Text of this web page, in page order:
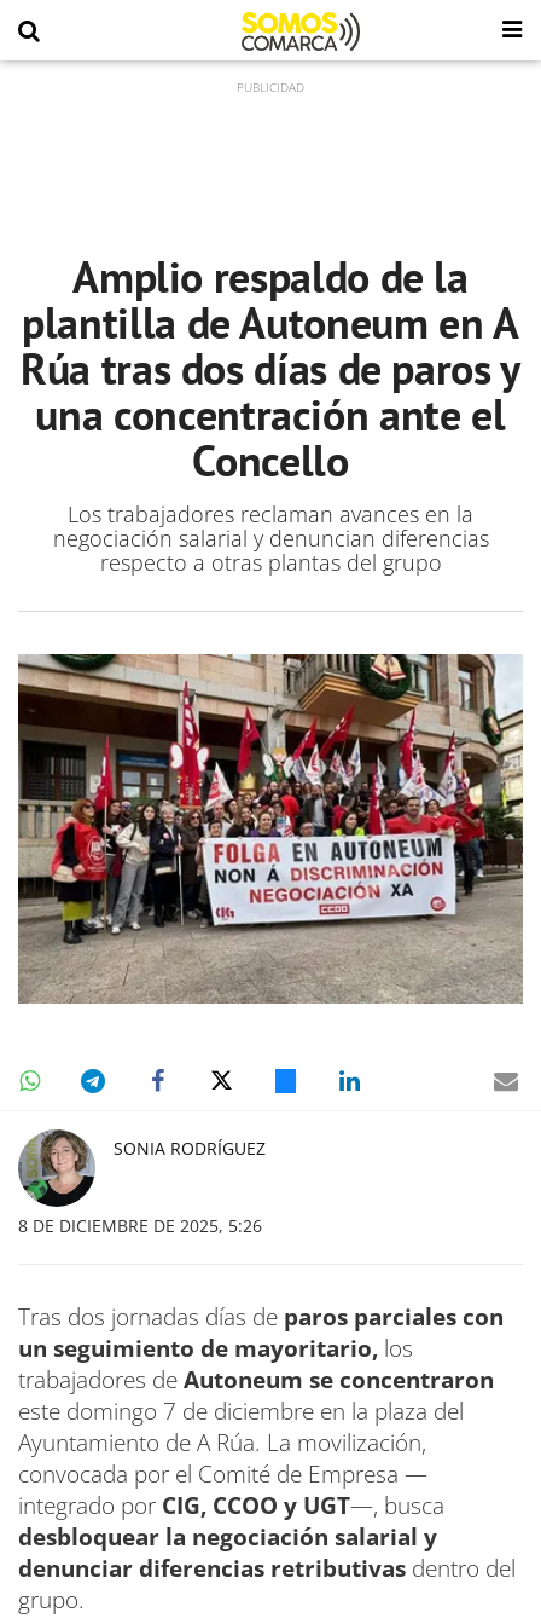
Amplio respaldo de la
plantilla de Autoneum en A
Rúa tras dos días de paros y
una concentración ante el
Concello
Los trabajadores reclaman avances en la
negociación salarial y denuncian diferencias
respecto a otras plantas del grupo
SONIA RODRÍGUEZ
8 DE DICIEMBRE DE 2025, 5:26
Tras dos jornadas días de paros parciales con
un seguimiento de mayoritario, los
trabajadores deAutoneum se concentraron
este domingo 7 de diciembre en la plaza del
Ayuntamiento de A Rúa. La movilización,
convocada por el Comité de Empresa —
integrado por CIG, CCOO y UGT—, busca
desbloquear la negociación salarial y
denunciar diferencias retributivas dentro del
grupo.